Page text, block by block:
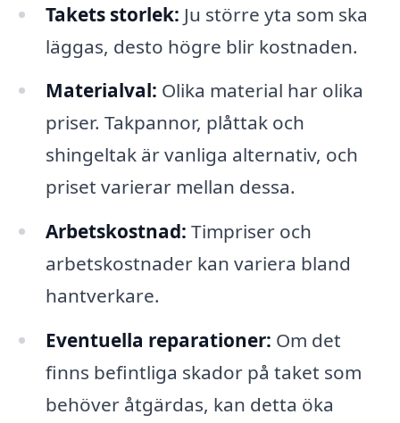
Takets storlek: Ju större yta som ska
läggas, desto högre blir kostnaden.
Materialval: Olika material har olika
priser. Takpannor, plåttak och
shingeltak är vanliga alternativ, och
priset varierar mellan dessa.
Arbetskostnad: Timpriser och
arbetskostnader kan variera bland
hantverkare.
Eventuella reparationer: Om det
finns befintliga skador på taket som
behöver åtgärdas, kan detta öka